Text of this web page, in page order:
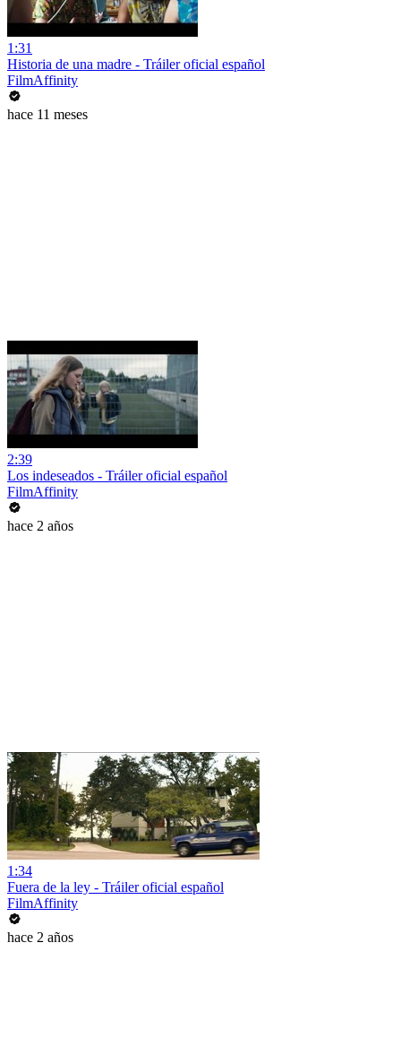
1:31
Historia de una madre - Tráiler oficial español
FilmAffinity
hace 11 meses
2:39
Los indeseados - Tráiler oficial español
FilmAffinity
hace 2 años
1:34
Fuera de la ley - Tráiler oficial español
FilmAffinity
hace 2 años